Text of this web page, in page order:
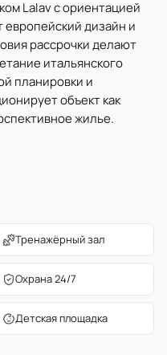
Lalav с ориентацией
европейский дизайн и
рассрочки делают
итальянского
планировки и
объект как
жилье.
Тренажёрный зал
Охрана 24/7
Детская площадка